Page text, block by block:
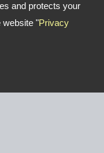
and protects your
website "Privacy